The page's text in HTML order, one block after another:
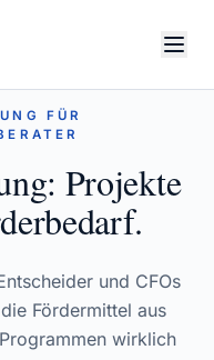
FÜR
Projekte
und CFOs
Fördermittel aus
wirklich